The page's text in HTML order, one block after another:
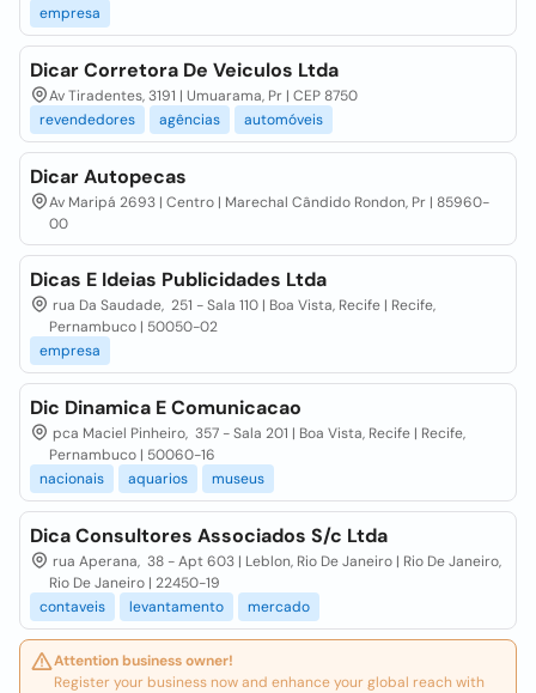
empresa
Dicar Corretora De Veiculos Ltda
Av Tiradentes, 3191 | Umuarama, Pr | CEP 8750
revendedores
agências automóveis
Dicar Autopecas
Av Maripá 2693 | Centro | Marechal Cândido Rondon, Pr | 85960-
00
Dicas E Ideias Publicidades Ltda
rua Da Saudade, 251 - Sala 110 | Boa Vista, Recife | Recife,
Pernambuco | 50050-02
empresa
Dic Dinamica E Comunicacao
pca Maciel Pinheiro, 357 - Sala 201 | Boa Vista, Recife | Recife,
Pernambuco | 50060-16
nacionais
aquarios museus
Dica Consultores Associados S/c Ltda
rua Aperana, 38 - Apt 603 | Leblon, Rio De Janeiro | Rio De Janeiro,
Rio De Janeiro | 22450-19
contaveis
levantamento mercado
Attention business owner!
Register your business now and enhance your global reach with